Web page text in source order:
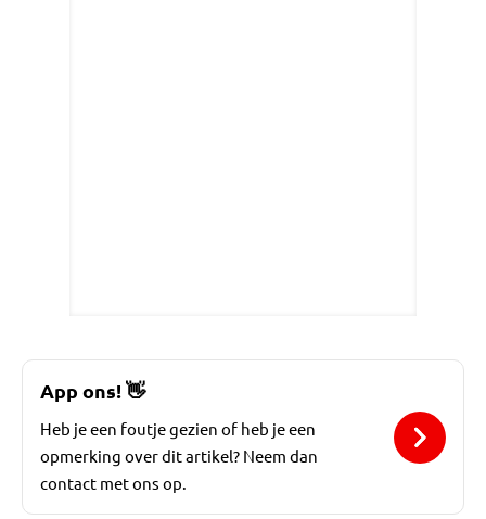
App ons!👋
Heb je een foutje gezien of heb je een
opmerking over dit artikel? Neem dan
contact met ons op.